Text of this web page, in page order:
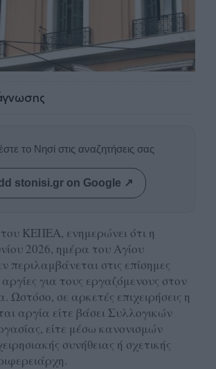
το Νησί στις αναζητήσεις σας
stonisi.gr on Google ↗
ΚΕΠΕΑ, ενημερώνει ότι η
2026, ημέρα του Αγίου
περιλαμβάνεται στις επίσημες
για τους εργαζόμενους στον
Ωστόσο, σε αρκετές επιχειρήσεις η
αργία είτε βάσει Συλλογικών
είτε μέσω κανονισμών
συνήθειας ή σχετικής